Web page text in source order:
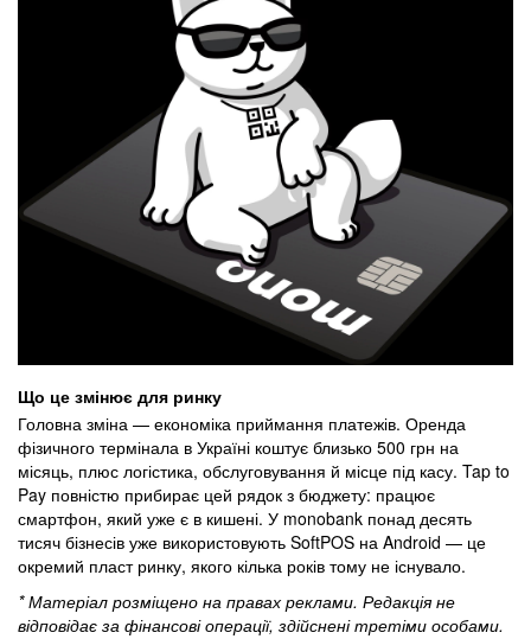
Що це змінює для ринку
Головна зміна — економіка приймання платежів. Оренда
фізичного термінала в Україні коштує близько 500 грн на
місяць, плюс логістика, обслуговування й місце під касу. Tap to
Pay повністю прибирає цей рядок з бюджету: працює
смартфон, який уже є в кишені. У monobank понад десять
тисяч бізнесів уже використовують SoftPOS на Android — це
окремий пласт ринку, якого кілька років тому не існувало.
* Матеріал розміщено на правах реклами. Редакція не
відповідає за фінансові операції, здійснені третіми особами.